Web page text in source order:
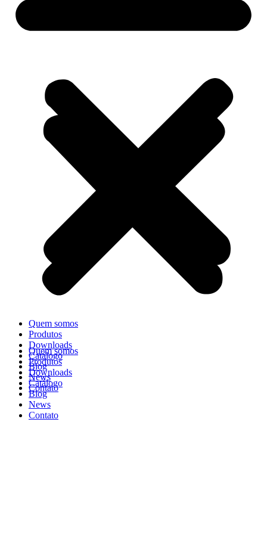
Quem somos
Produtos
Downloads
Catálogo
Blog
News
Contato
Quem somos
Produtos
Downloads
Catálogo
Blog
News
Contato